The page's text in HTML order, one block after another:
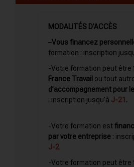
MODALITÉS D’ACCÈS
–Vous financez
formation : inscription
-Votre formation peut être
France Travail ou tout
d’accompagnement pour
: inscription jusqu’à J-21 .
-Votre formation est
par votre entreprise :
J-2.
-Votre formation peut être